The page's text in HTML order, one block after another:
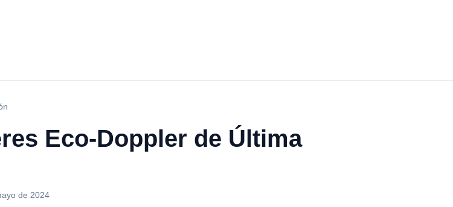
Eco-Doppler de Última
de 2024